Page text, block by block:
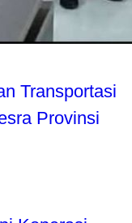
Transportasi
Provinsi